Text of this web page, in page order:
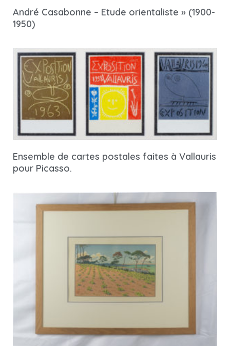
André Casabonne – Etude orientaliste » (1900-
1950)
Ensemble de cartes postales faites à Vallauris
pour Picasso.